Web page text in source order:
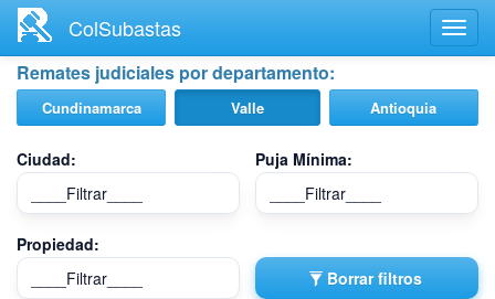
contenido
principal
ColSubastas
Remates judiciales por departamento:
Cundinamarca Valle Antioquia
Ciudad: Puja Mínima:
Propiedad:
Borrar filtros